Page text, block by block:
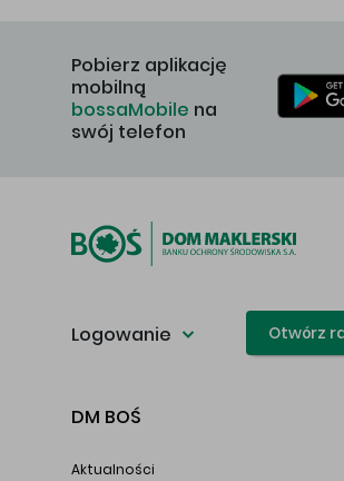
Pobierz aplikację
mobilną
bossaMobile na
swój telefon
Logowanie Otwórz
DM BOŚ
Aktualności